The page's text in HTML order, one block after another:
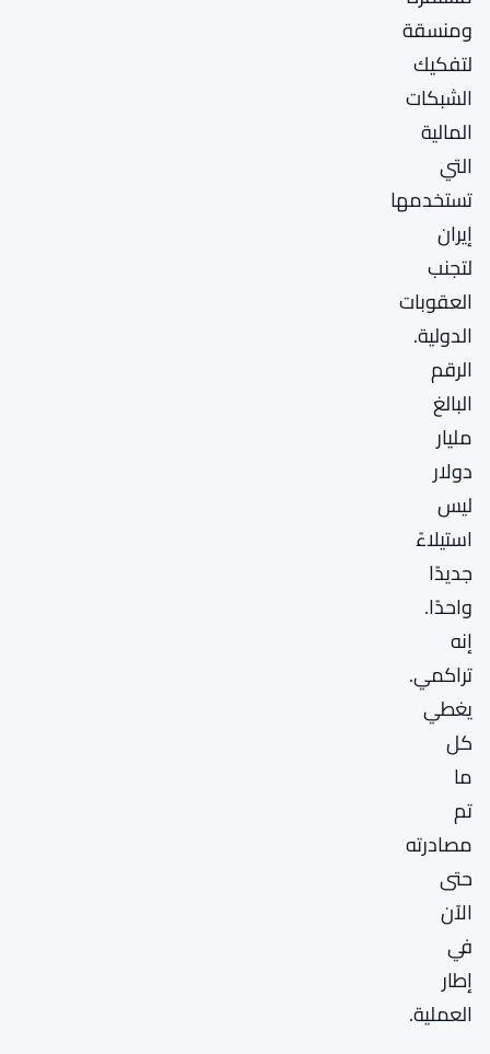
ومنسقة
لتفكيك
الشبكات
المالية
التي
تستخدمها
إيران
لتجنب
العقوبات
الدولية.
الرقم
البالغ
مليار
دولار
ليس
استيلاءً
جديدًا
واحدًا.
إنه
تراكمي.
يغطي
كل
ما
تم
مصادرته
حتى
الآن
في
إطار
العملية.